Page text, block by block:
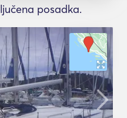
posadka.